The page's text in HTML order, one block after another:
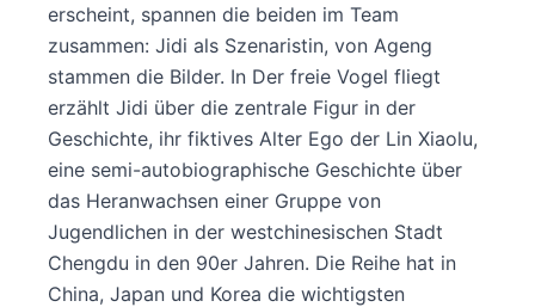
erscheint, spannen die beiden im Team
zusammen: Jidi als Szenaristin, von Ageng
stammen die Bilder. In Der freie Vogel fliegt
erzählt Jidi über die zentrale Figur in der
Geschichte, ihr fiktives Alter Ego der Lin Xiaolu,
eine semi-autobiographische Geschichte über
das Heranwachsen einer Gruppe von
Jugendlichen in der westchinesischen Stadt
Chengdu in den 90er Jahren. Die Reihe hat in
China, Japan und Korea die wichtigsten